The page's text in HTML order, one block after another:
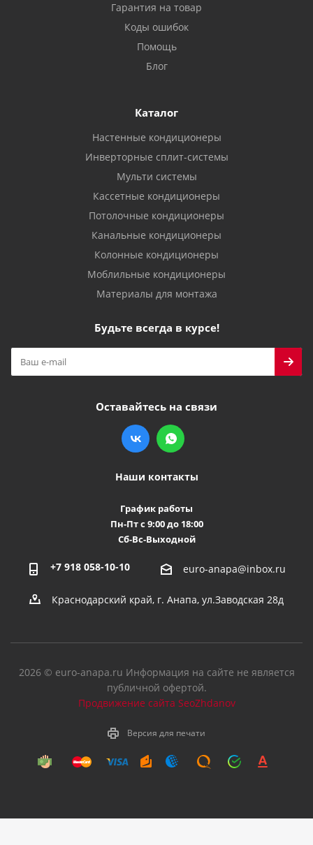
Гарантия на товар
Коды ошибок
Помощь
Блог
Каталог
Настенные кондиционеры
Инверторные сплит-системы
Мульти системы
Кассетные кондиционеры
Потолочные кондиционеры
Канальные кондиционеры
Колонные кондиционеры
Моблильные кондиционеры
Материалы для монтажа
Будьте всегда в курсе!
Оставайтесь на связи
Наши контакты
График работы
Пн-Пт с 9:00 до 18:00
Сб-Вс-Выходной
+7 918 058-10-10 euro-anapa@inbox.ru
Краснодарский край, г. Анапа, ул.Заводская 28д
2026 © euro-anapa.ru Информация на сайте не является
публичной офертой.
Продвижение сайта SeoZhdanov
Версия для печати